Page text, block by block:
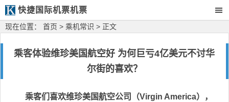
快捷国际机票机票
现在位置： 首页 > 乘机常识 > 正文
乘客体验维珍美国航空好 为何巨亏4亿美元不讨华
尔街的喜欢？
乘客们喜欢维珍美国航空公司（Virgin America），